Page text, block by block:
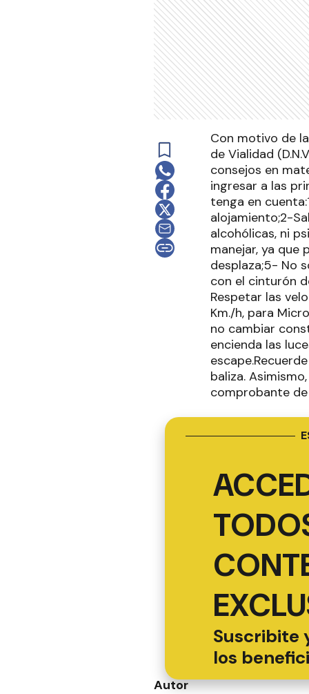
Con motivo de
de Vialidad
consejos en
ingresar a las
tenga en
alojamiento;2-
alcohólicas, ni
manejar, ya que
desplaza;5- No
con el cinturón
Respetar las
Km./h, para
no cambiar
encienda las
baliza.
comprobante
Suscribite
los
Autor